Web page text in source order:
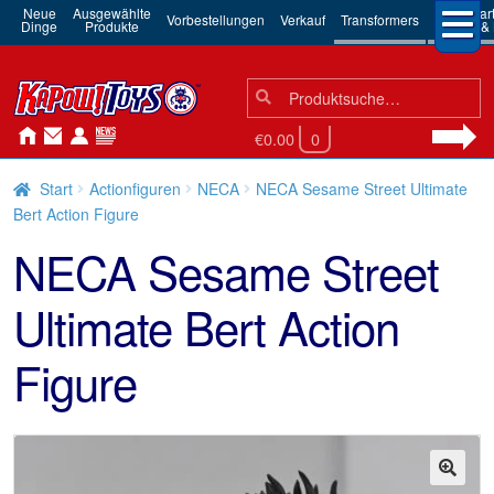
Neue
Dinge
Ausgewählte
Produkte Vorbestellungen Verkauf Transformers 3rd
Robots
Suchen
nach:
Suche
€0.00 0
Start Actionfiguren NECA
NECA Sesame Street Ultimate
Bert Action Figure
NECA Sesame Street
Ultimate Bert Action
Figure